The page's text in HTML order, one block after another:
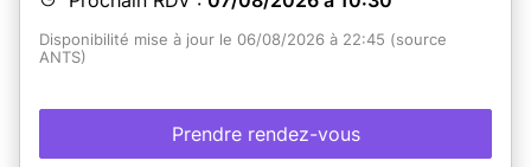
Disponibilité mise à jour le 06/08/2026 à 22:45 (source
ANTS)
Prendre rendez-vous